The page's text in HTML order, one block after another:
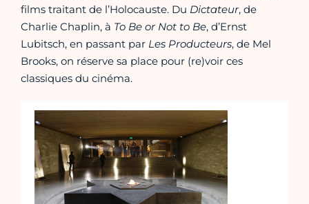
films traitant de l’Holocauste. Du Dictateur, de
Charlie Chaplin, à To Be or Not to Be, d’Ernst
Lubitsch, en passant par Les Producteurs, de Mel
Brooks, on réserve sa place pour (re)voir ces
classiques du cinéma.